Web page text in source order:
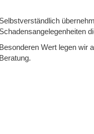
Selbstverständlich
Schadensangelegenheiten
Besonderen Wert legen wir
Beratung.